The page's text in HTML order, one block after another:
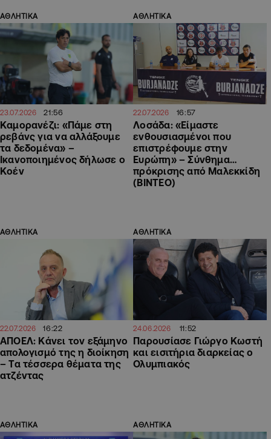
ΑΘΛΗΤΙΚΑ
23.07.2026 21:56
Καμορανέζι: «Πάμε στη
ρεβάνς για να αλλάξουμε
τα δεδομένα» –
Ικανοποιημένος δήλωσε ο
Κοέν
ΑΘΛΗΤΙΚΑ
22.07.2026 16:57
Λοσάδα: «Είμαστε
ενθουσιασμένοι που
επιστρέφουμε στην
Ευρώπη» – Σύνθημα…
πρόκρισης από Μαλεκκίδη
(ΒΙΝΤΕΟ)
ΑΘΛΗΤΙΚΑ
22.07.2026 16:22
ΑΠΟΕΛ: Κάνει τον εξάμηνο
απολογισμό της η διοίκηση
– Τα τέσσερα θέματα της
ατζέντας
ΑΘΛΗΤΙΚΑ
24.06.2026 11:52
Παρουσίασε Γιώργο Κωστή
και εισιτήρια διαρκείας ο
Ολυμπιακός
ΑΘΛΗΤΙΚΑ ΑΘΛΗΤΙΚΑ